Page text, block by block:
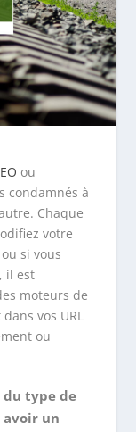
ou
condamnés à
Chaque
votre
si vous
il est
moteurs de
vos URL
ou
type de
avoir un